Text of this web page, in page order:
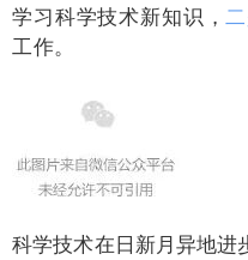
学习科学技术新知识，
工作。
科学技术在日新月异地进